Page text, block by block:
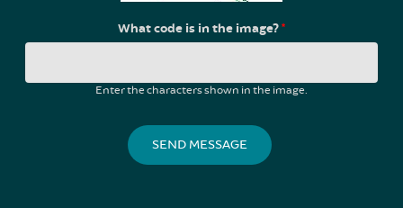
What code is in the image?*
Enter the characters shown in the image.